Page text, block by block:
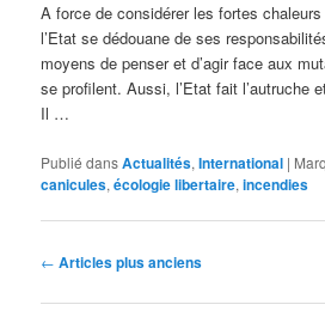
A force de considérer les fortes
l’Etat se dédouane de ses
moyens de penser et d’agir face aux
se profilent. Aussi, l’Etat fait l’autruche
Il …
Publié dansActualités,International |
canicules,écologie libertaire,incendies
Navigation
articles
← Articles plus anciens